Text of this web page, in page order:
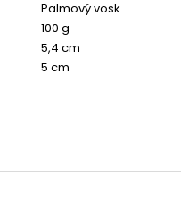
Palmový vosk
100 g
5,4 cm
5 cm